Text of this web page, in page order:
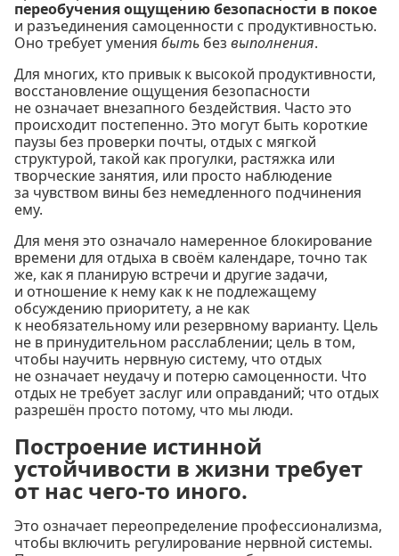
переобучения ощущению безопасности в покое
и разъединения самоценности с продуктивностью.
Оно требует умения быть без выполнения.
Для многих, кто привык к высокой продуктивности,
восстановление ощущения безопасности
не означает внезапного бездействия. Часто это
происходит постепенно. Это могут быть короткие
паузы без проверки почты, отдых с мягкой
структурой, такой как прогулки, растяжка или
творческие занятия, или просто наблюдение
за чувством вины без немедленного подчинения
ему.
Для меня это означало намеренное блокирование
времени для отдыха в своём календаре, точно так
же, как я планирую встречи и другие задачи,
и отношение к нему как к не подлежащему
обсуждению приоритету, а не как
к необязательному или резервному варианту. Цель
не в принудительном расслаблении; цель в том,
чтобы научить нервную систему, что отдых
не означает неудачу и потерю самоценности. Что
отдых не требует заслуг или оправданий; что отдых
разрешён просто потому, что мы люди.
Построение истинной
устойчивости в жизни требует
от нас чего-то иного.
Это означает переопределение профессионализма,
чтобы включить регулирование нервной системы.